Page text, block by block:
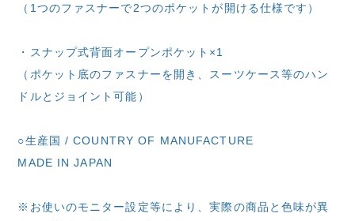
（1つのファスナーで2つのポケットが開ける仕様です）
・スナップ式背面オープンポケット×1
（ポケット底のファスナーを開き、スーツケース等のハン
ドルとジョイント可能）
○生産国 / COUNTRY OF MANUFACTURE
MADE IN JAPAN
※お使いのモニター設定等により、実際の商品と色味が異